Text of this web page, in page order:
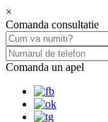
×
Comanda consultatie
Comanda un apel